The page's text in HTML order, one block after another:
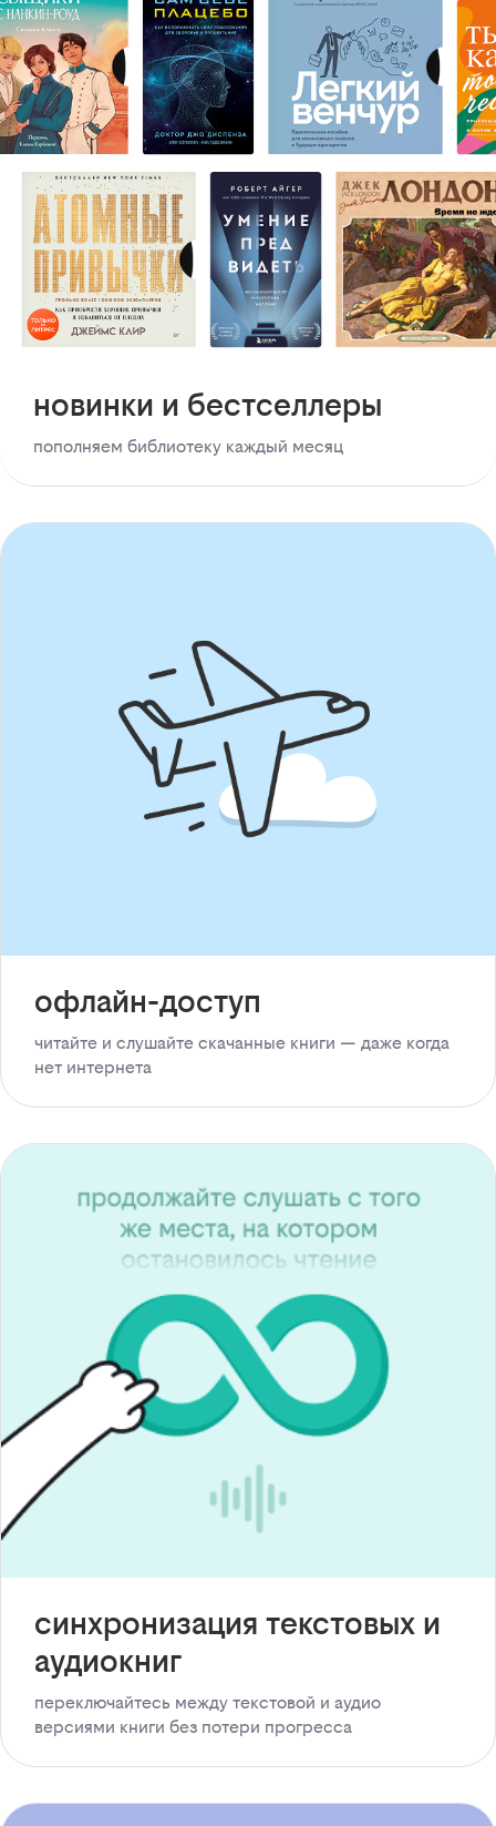
новинки и бестселлеры
пополняем библиотеку каждый месяц
офлайн-доступ
читайте и слушайте скачанные книги — даже когда
нет интернета
синхронизация текстовых и
аудиокниг
переключайтесь между текстовой и аудио
версиями книги без потери прогресса